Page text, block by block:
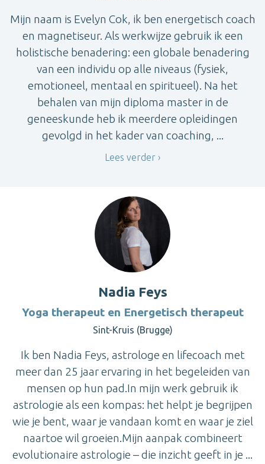
Mijn naam is Evelyn Cok, ik ben energetisch coach
en magnetiseur. Als werkwijze gebruik ik een
holistische benadering: een globale benadering
van een individu op alle niveaus (fysiek,
emotioneel, mentaal en spiritueel). Na het
behalen van mijn diploma master in de
geneeskunde heb ik meerdere opleidingen
gevolgd in het kader van coaching, ...
Lees verder
Nadia Feys
Yoga therapeut en Energetisch therapeut
Sint-Kruis (Brugge)
Ik ben Nadia Feys, astrologe en lifecoach met
meer dan 25 jaar ervaring in het begeleiden van
mensen op hun pad.In mijn werk gebruik ik
astrologie als een kompas: het helpt je begrijpen
wie je bent, waar je vandaan komt en waar je ziel
naartoe wil groeien.Mijn aanpak combineert
evolutionaire astrologie – die inzicht geeft in je ...